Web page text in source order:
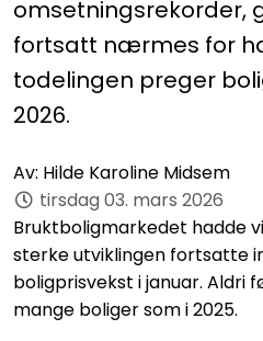
omsetningsrekorder,
fortsatt nærmes for
todelingen preger
2026.
Av: Hilde Karoline Midsem
tirsdag 03. mars 2026
Bruktboligmarkedet hadde
sterke utviklingen fortsatte
boligprisvekst i januar. Aldri
mange boliger som i 2025.